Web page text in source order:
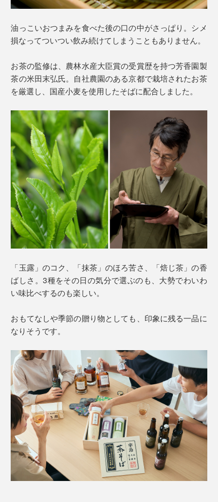
油っこいおつまみを食べた後の口の中がさっぱり。シメ
損なってついつい飲み続けてしまうこともありません。
お茶の監修は、農林水産大臣賞の受賞歴を持つ芳香園製
茶の米田末弘氏。自社農園のある京都で栽培されたお茶
を厳選し、国産小麦を使用したそばに配合しました。
「玉露」のコク、「抹茶」のほろ苦さ、「焙じ茶」の香
ばしさ。3種をその日の気分で選ぶのも、大勢でわいわ
い味比べするのも楽しい。
おもてなしや季節の贈り物としても、印象に残る一品に
なりそうです。